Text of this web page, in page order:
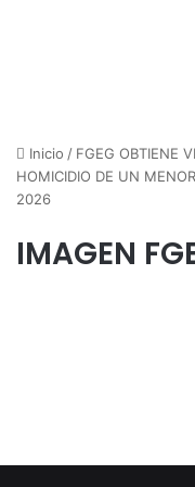
Inicio / FGEG OBTIENE
HOMICIDIO DE UN
2026
IMAGEN